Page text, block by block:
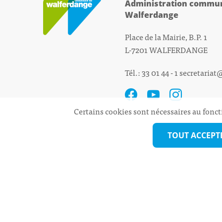
Administration
Walferdange
Place de la Mairie, B.P. 1
L-7201 WALFERDANGE
Tél.: 33 01 44 - 1
Certains cookies sont nécessaires au
TOUT